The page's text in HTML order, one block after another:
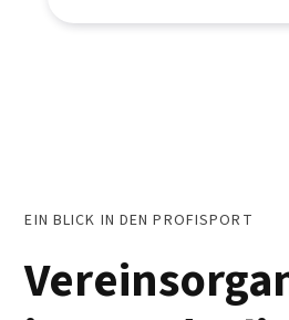
EIN BLICK IN DEN PROFISPORT